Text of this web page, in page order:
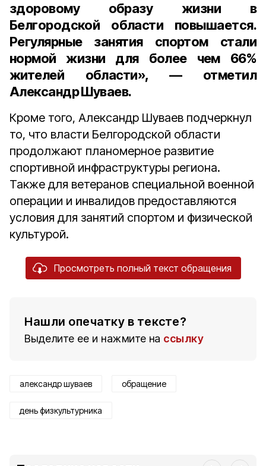
здоровому образу жизни в
Белгородской области повышается.
Регулярные занятия спортом стали
нормой жизни для более чем 66%
жителей области», — отметил
Александр Шуваев.
Кроме того, Александр Шуваев подчеркнул
то, что власти Белгородской области
продолжают планомерное развитие
спортивной инфраструктуры региона.
Также для ветеранов специальной военной
операции и инвалидов предоставляются
условия для занятий спортом и физической
культурой.
Просмотреть полный текст обращения
Нашли опечатку в тексте?
Выделите ее и нажмите на ссылку
александр шуваев обращение
день физкультурника